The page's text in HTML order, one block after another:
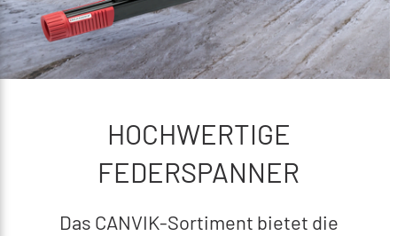
HOCHWERTIGE
FEDERSPANNER
Das CANVIK-Sortiment bietet die